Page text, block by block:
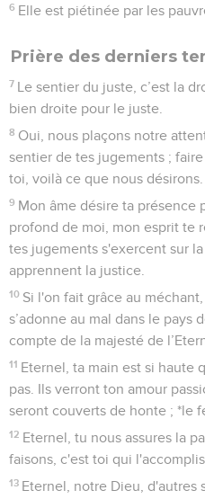
6 Elle est piétinée par les
Prière des derniers
7 Le sentier du juste, c’est la
bien droite pour le juste.
8 Oui, nous plaçons notre
sentier de tes jugements ;
toi, voilà ce que nous désirons.
9 Mon âme désire ta présence
profond de moi, mon esprit te
tes jugements s'exercent sur
apprennent la justice.
10 Si l'on fait grâce au
s’adonne au mal dans le pays
compte de la majesté de
11 Eternel, ta main est si haute
pas. Ils verront ton amour
seront couverts de honte ; *le
12 Eternel, tu nous assures la
faisons, c'est toi qui
13 Eternel, notre Dieu,